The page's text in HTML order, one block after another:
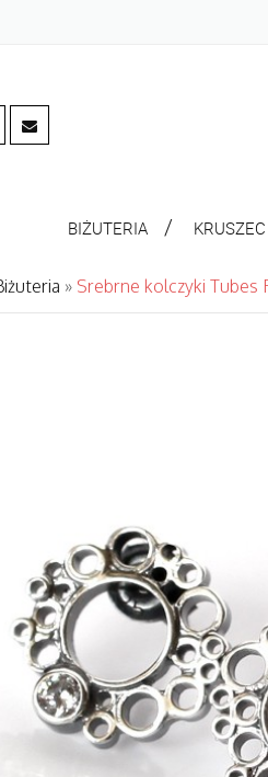
BIŻUTERIA KRUSZEC
» Srebrne kolczyki Tubes